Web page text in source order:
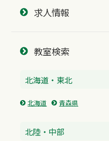
求人情報
教室検索
北海道・東北
北海道 青森県
北陸・中部